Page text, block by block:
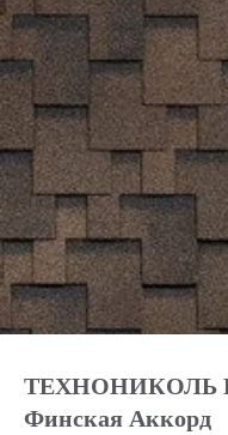
ТЕХНОНИКОЛЬ
Финская Аккорд